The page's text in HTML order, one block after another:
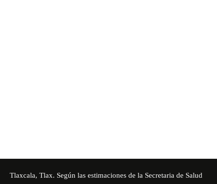
Tlaxcala, Tlax. Según las estimaciones de la Secretaria de Salud